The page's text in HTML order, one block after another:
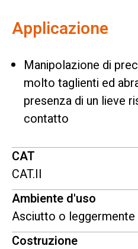
Applicazione
Manipolazione di
molto taglienti ed
presenza di un lieve
contatto
CAT
CAT.II
Ambiente d'uso
Asciutto o
Costruzione